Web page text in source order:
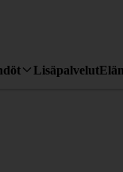
Lisäpalvelut